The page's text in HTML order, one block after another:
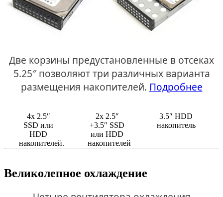
Две корзины предустановленные в отсеках
5.25″ позволяют три различных варианта
размещения накопителей. Подробнее
4х 2.5″
SSD или
HDD
накопителей.
2х 2.5″
+3.5″ SSD
или HDD
накопителей
3.5″ HDD
накопитель
Великолепное охлаждение